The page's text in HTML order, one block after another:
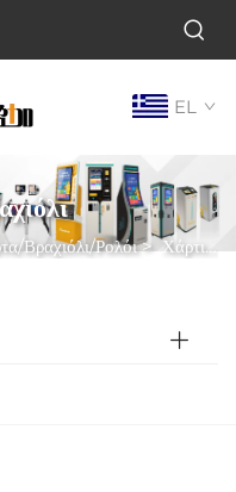
EL
Βραχιόλι/Ρολόι>Χάρτινο βραχιόλι